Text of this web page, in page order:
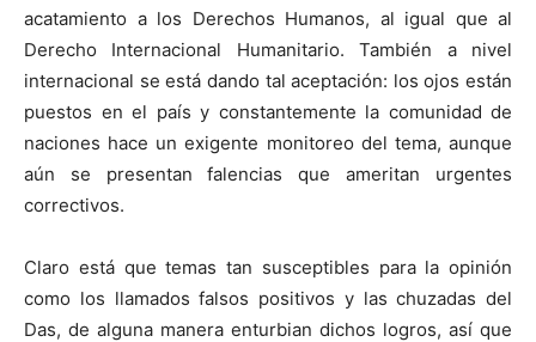
acatamiento a los Derechos Humanos, al igual que al
Derecho Internacional Humanitario. También a nivel
internacional se está dando tal aceptación: los ojos están
puestos en el país y constantemente la comunidad de
naciones hace un exigente monitoreo del tema, aunque
aún se presentan falencias que ameritan urgentes
correctivos.
Claro está que temas tan susceptibles para la opinión
como los llamados falsos positivos y las chuzadas del
Das, de alguna manera enturbian dichos logros, así que